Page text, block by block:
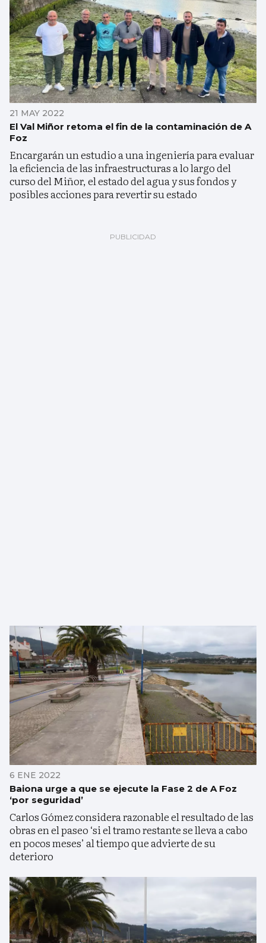
21 MAY 2022
El Val Miñor retoma el fin de la contaminación de A
Foz
Encargarán un estudio a una ingeniería para evaluar
la eficiencia de las infraestructuras a lo largo del
curso del Miñor, el estado del agua y sus fondos y
posibles acciones para revertir su estado
6 ENE 2022
Baiona urge a que se ejecute la Fase 2 de A Foz
‘por seguridad’
Carlos Gómez considera razonable el resultado de las
obras en el paseo ‘si el tramo restante se lleva a cabo
en pocos meses’ al tiempo que advierte de su
deterioro